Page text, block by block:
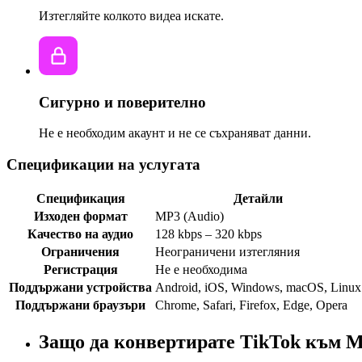
Изтегляйте колкото видеа искате.
Сигурно и поверително
Не е необходим акаунт и не се съхраняват данни.
Спецификации на услугата
Спецификация
Детайли
Изходен формат
MP3 (Audio)
Качество на аудио
128 kbps – 320 kbps
Ограничения
Неограничени изтегляния
Регистрация
Не е необходима
Поддържани устройства Android, iOS, Windows, macOS, Linux
Поддържани браузъри
Chrome, Safari, Firefox, Edge, Opera
Защо да конвертирате TikTok към